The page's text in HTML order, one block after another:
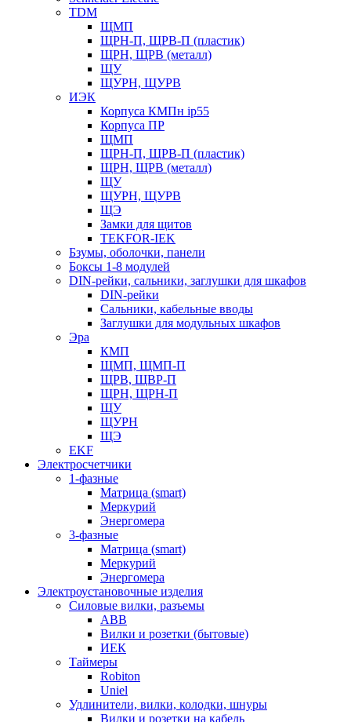
TDM
ЩМП
ЩРН-П, ЩРВ-П (пластик)
ЩРН, ЩРВ (металл)
ЩУ
ЩУРН, ЩУРВ
ИЭК
Корпуса КМПн ip55
Корпуса ПР
ЩМП
ЩРН-П, ЩРВ-П (пластик)
ЩРН, ЩРВ (металл)
ЩУ
ЩУРН, ЩУРВ
ЩЭ
Замки для щитов
TEKFOR-IEK
Бзумы, оболочки, панели
Боксы 1-8 модулей
DIN-рейки, сальники, заглушки для шкафов
DIN-рейки
Сальники, кабельные вводы
Заглушки для модульных шкафов
Эра
КМП
ЩМП, ЩМП-П
ЩРВ, ЩВР-П
ЩРН, ЩРН-П
ЩУ
ЩУРН
ЩЭ
EKF
Электросчетчики
1-фазные
Матрица (smart)
Меркурий
Энергомера
3-фазные
Матрица (smart)
Меркурий
Энергомера
Электроустановочные изделия
Силовые вилки, разъемы
ABB
Вилки и розетки (бытовые)
ИЕК
Таймеры
Robiton
Uniel
Удлинители, вилки, колодки, шнуры
Вилки и розетки на кабель